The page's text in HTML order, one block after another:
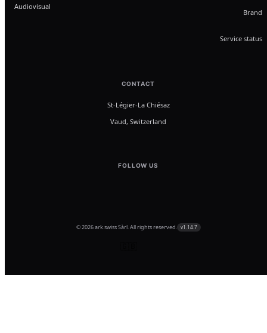
Audiovisual
Brand
Service status
CONTACT
St-Légier-La Chiésaz
Vaud, Switzerland
FOLLOW US
© 2026 ark.swiss Sàrl. All rights reserved. v1.14.7